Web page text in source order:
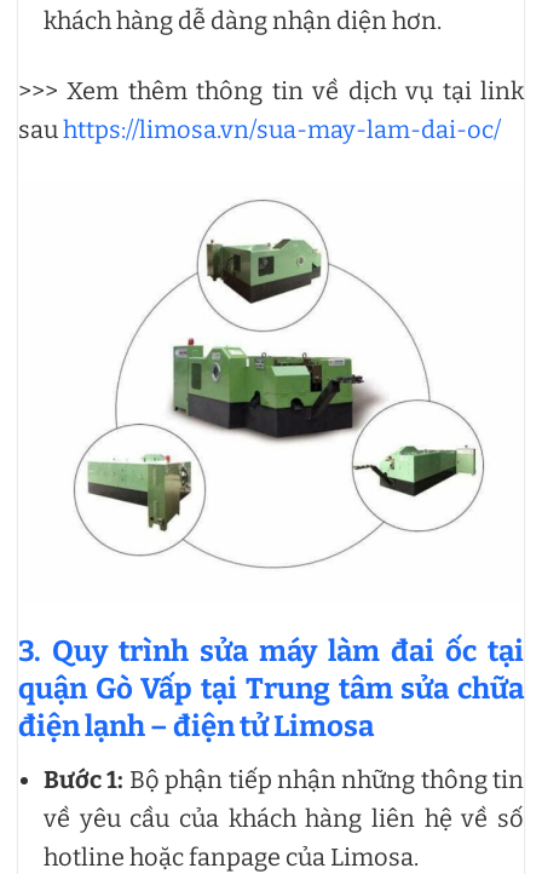
khách hàng dễ dàng nhận diện hơn.
>>> Xem thêm thông tin về dịch vụ tại link
sauhttps://limosa.vn/sua-may-lam-dai-oc/
3. Quy trình sửa máy làm đai ốc tại
quận Gò Vấp tại Trung tâm sửa chữa
điện lạnh – điện tử Limosa
Bước 1: Bộ phận tiếp nhận những thông tin
về yêu cầu của khách hàng liên hệ về số
hotline hoặc fanpage của Limosa.